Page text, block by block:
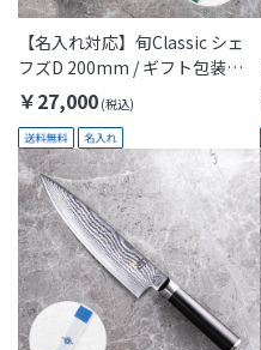
【名入れ対応】旬Classic シェ
フズD 200mm / ギフト包装付
き(Thanks Dad)
￥27,000